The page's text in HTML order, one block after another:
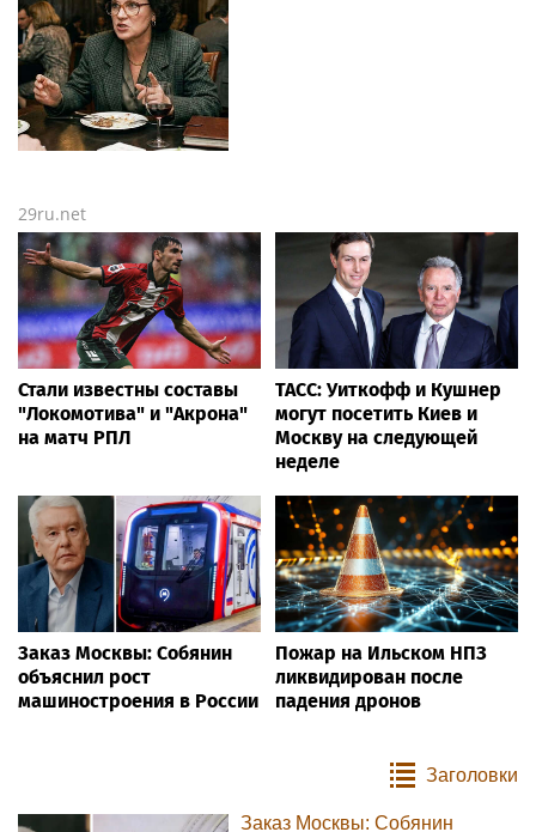
29ru.net
Стали известны составы
"Локомотива" и "Акрона"
на матч РПЛ
ТАСС: Уиткофф и Кушнер
могут посетить Киев и
Москву на следующей
неделе
Заказ Москвы: Собянин
объяснил рост
машиностроения в России
Пожар на Ильском НПЗ
ликвидирован после
падения дронов
Заголовки
Заказ Москвы: Собянин